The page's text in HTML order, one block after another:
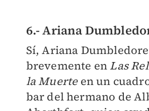
6.- Ariana
Sí, Ariana
brevemente en Las
la Muerte en un
bar del hermano de